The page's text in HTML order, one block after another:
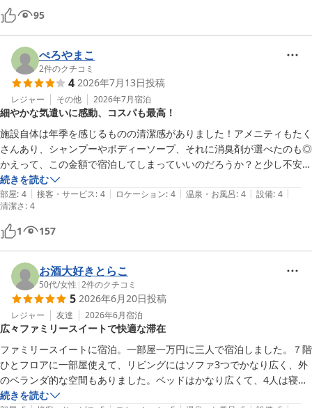
ベッドも寝心地が良く、駅からは少し離れていますが徒歩圏内にコンビ
ニや飲食店有り、隣にはコインパーキングがあったので立地的に不便を
感じる事は無かったです。
今回、登山仲間3人でシングル3部屋利用しましたが隣室のリクエスト
も考慮していただき、夜中(2:30)のチェックアウトにも関わらず、軽朝
食のホットサンド&ドリンクをテイクアウトで準備していただき有り難
かったです。
また訪れる機会があれば是非利用したいと思いました。
95
ぺろやまこ
2件のクチコミ
4 2026年7月13日投稿
レジャー その他 2026年7月宿泊
細やかな気遣いに感動、コスパも最高！
施設自体は年季を感じるものの清潔感がありました！アメニティもたく
さんあり、シャンプーやボディーソープ、それに消臭剤が選べたのも◎
かえって、この金額で宿泊してしまっていいのだろうか？と少し不安に
なりました😅
何よりも部屋に入室した際にエアコンがきいていたのが感動！ほんのち
ょっとした気遣い…大変嬉しく思いました。次は朝食付きプランにして
みたいです。
続きを読む
部屋: 4 | 接客・サービス: 4 | ロケーション: 4 | 温泉・お風呂: 4 | 設備: 4 |
清潔さ: 4
1 157
お酒大好きとらこ
50代/女性 |2件のクチコミ
5 2026年6月20日投稿
レジャー 友達 2026年6月宿泊
広々ファミリースイートで快適な滞在
ファミリースイートに宿泊。一部屋一万円に三人で宿泊しました。７階
ひとフロアに一部屋使えて、リビングにはソファ3つでかなり広く、外
のベランダ的な空間もありました。ベッドはかなり広くて、4人は寝ら
れるサイズ。女３人で泊まりましたが、今まで体験したことのないサイ
続きを読む